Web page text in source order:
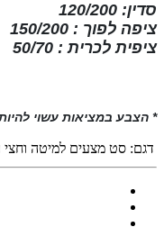
סדין: 120/200
ציפה לפוך : 150/200
ציפית לכרית : 50/70
* הצבע במציאות עשוי
דגם: סט מצעים למיטה וחצי עלמה